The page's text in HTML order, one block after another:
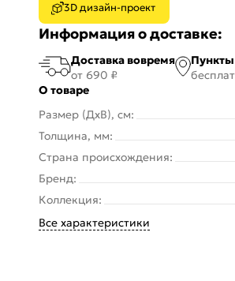
3D дизайн-проект
Информация о доставке:
Доставка вовремя
от 690 ₽
О товаре
Размер (ДхВ), см:
Толщина, мм:
Страна происхождения:
Бренд:
Коллекция:
Все характеристики